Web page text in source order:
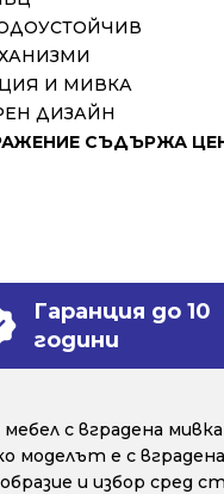
И МИВКА
ДИЗАЙН
СЪДЪРЖА
Гаранция до 10
години
с вградена
е с
и избор сред